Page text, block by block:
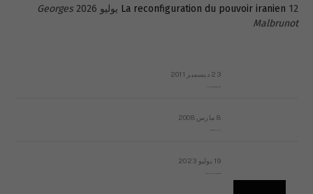
La reconfiguration du pouvoir iranien 12 يوليو 2026
Georges
Malbrunot
23 ديسمبر 2011
8 مارس 2008
19 يوليو 2023